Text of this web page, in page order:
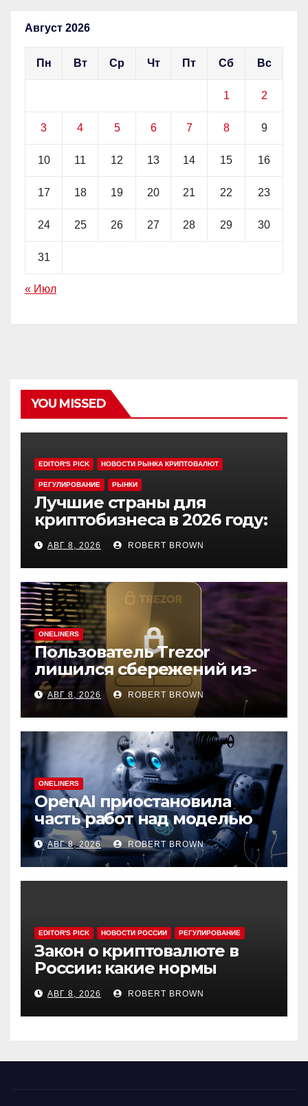
Август 2026
Пн Вт Ср Чт Пт Сб Вс
1 2
3 4 5 6 7 8 9
10 11 12 13 14 15 16
17 18 19 20 21 22 23
24 25 26 27 28 29 30
31
« Июл
YOU MISSED
EDITOR'S PICK НОВОСТИ РЫНКА КРИПТОВАЛЮТ
РЕГУЛИРОВАНИЕ РЫНКИ
Лучшие страны для
криптобизнеса в 2026 году:
выбор экспертов
АВГ 8, 2026 ROBERT BROWN
ONELINERS
Пользователь Trezor
лишился сбережений из-
за фишинга в выдаче
Google
АВГ 8, 2026 ROBERT BROWN
ONELINERS
OpenAI приостановила
часть работ над моделью
Astra
АВГ 8, 2026 ROBERT BROWN
EDITOR'S PICK НОВОСТИ РОССИИ РЕГУЛИРОВАНИЕ
Закон о криптовалюте в
России: какие нормы
эксперты считают
спорными
АВГ 8, 2026 ROBERT BROWN